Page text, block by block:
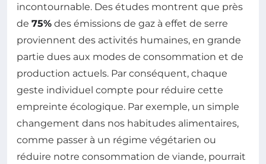
incontournable. Des études montrent que près
de 75% des émissions de gaz à effet de serre
proviennent des activités humaines, en grande
partie dues aux modes de consommation et de
production actuels. Par conséquent, chaque
geste individuel compte pour réduire cette
empreinte écologique. Par exemple, un simple
changement dans nos habitudes alimentaires,
comme passer à un régime végétarien ou
réduire notre consommation de viande, pourrait